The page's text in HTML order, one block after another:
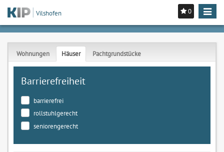
0
Toggle
Vilshofen
Wohnungen Häuser Pachtgrundstücke
Barrierefreiheit
barrierefrei
rollstuhlgerecht
seniorengerecht